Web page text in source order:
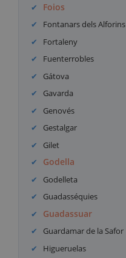
Foios
Fontanars dels Alforins
Fortaleny
Fuenterrobles
Gátova
Gavarda
Genovés
Gestalgar
Gilet
Godella
Godelleta
Guadasséquies
Guadassuar
Guardamar de la Safor
Higueruelas